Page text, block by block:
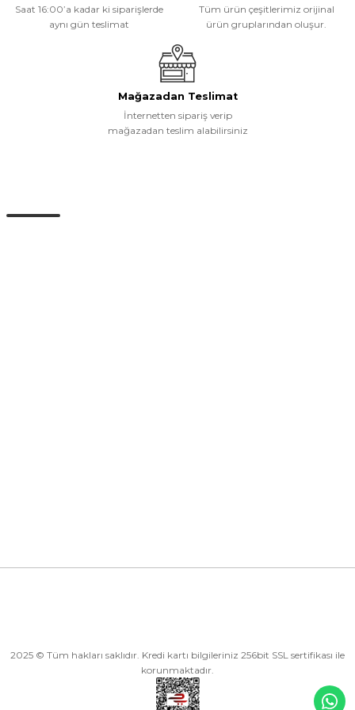
Gönder
Saat 16:00’a kadar ki siparişlerde
aynı gün teslimat
Tüm ürün çeşitlerimiz orijinal
ürün gruplarından oluşur.
Mağazadan Teslimat
İnternetten sipariş verip
mağazadan teslim alabilirsiniz
2025 © Tüm hakları saklıdır. Kredi kartı bilgileriniz 256bit SSL sertifikası ile
korunmaktadır.